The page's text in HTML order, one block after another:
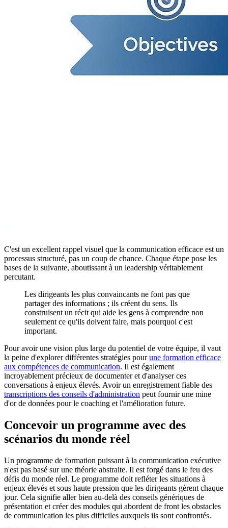
C'est un excellent rappel visuel que la communication efficace est un
processus structuré, pas un coup de chance. Chaque étape pose les
bases de la suivante, aboutissant à un leadership véritablement
percutant.
Les dirigeants les plus convaincants ne font pas que
partager des informations ; ils créent du sens. Ils
construisent un récit qui aide les gens à comprendre non
seulement ce qu'ils doivent faire, mais pourquoi c'est
important.
Pour avoir une vision plus large du potentiel de votre équipe, il vaut
la peine d'explorer différentes stratégies pourune formation efficace
aux compétences de communication. Il est également
incroyablement précieux de documenter et d'analyser ces
conversations à enjeux élevés. Avoir un enregistrement fiable des
transcriptions des conseils d'administration peut fournir une mine
d'or de données pour le coaching et l'amélioration future.
Concevoir un programme avec des
scénarios du monde réel
Un programme de formation puissant à la communication exécutive
n'est pas basé sur une théorie abstraite. Il est forgé dans le feu des
défis du monde réel. Le programme doit refléter les situations à
enjeux élevés et sous haute pression que les dirigeants gèrent chaque
jour. Cela signifie aller bien au-delà des conseils génériques de
présentation et créer des modules qui abordent de front les obstacles
de communication les plus difficiles auxquels ils sont confrontés.